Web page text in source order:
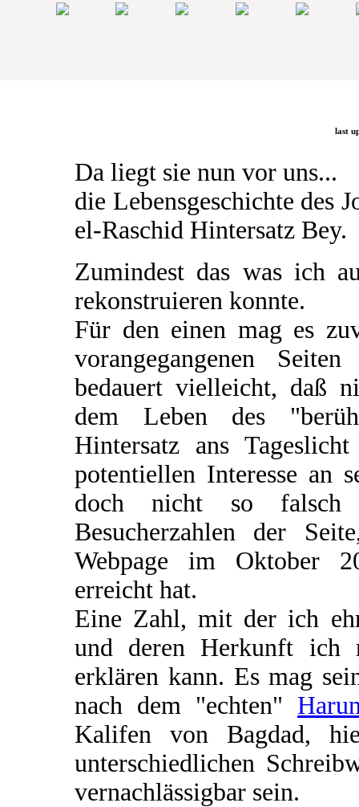
last
Da liegt sie nun vor uns...
die Lebensgeschichte des
el-Raschid Hintersatz Bey.
Zumindest das was ich
rekonstruieren konnte.
Für den einen mag es
vorangegangenen
bedauert vielleicht, daß
dem Leben des
Hintersatz ans
potentiellen Interesse an
doch nicht so falsch
Besucherzahlen der
Webpage im Oktober
erreicht hat.
Eine Zahl, mit der ich
und deren Herkunft
erklären kann. Es mag
nach dem "echten"
Kalifen von Bagdad,
unterschiedlichen
vernachlässigbar sein.